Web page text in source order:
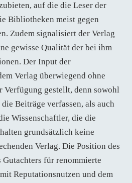
auf die die Leser der
Bibliotheken meist gegen
Zudem signalisiert der Verlag
gewisse Qualität der bei ihm
Der Input der
Verlag überwiegend ohne
Verfügung gestellt, denn sowohl
Beiträge verfassen, als auch
Wissenschaftler, die die
grundsätzlich keine
Verlag. Die Position des
Gutachters für renommierte
Reputationsnutzen und dem